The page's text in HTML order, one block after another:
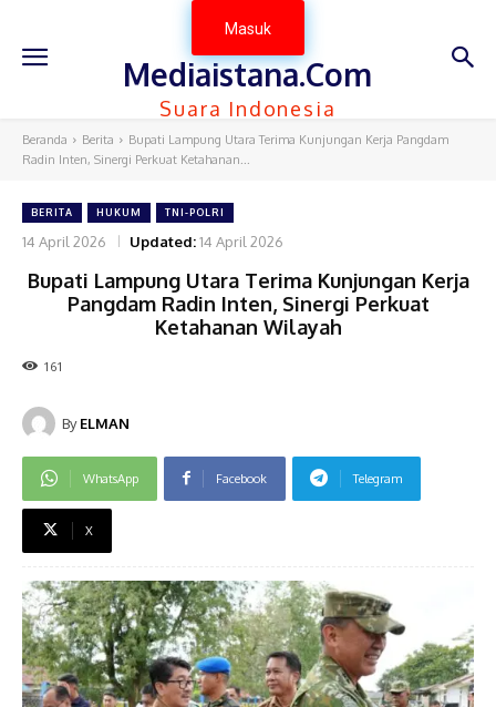
Masuk
Mediaistana.Com
Suara Indonesia
Beranda Berita
Bupati Lampung Utara Terima Kunjungan Kerja Pangdam
Radin Inten, Sinergi Perkuat Ketahanan...
BERITA HUKUM TNI-POLRI
14 April 2026 Updated:14 April 2026
Bupati Lampung Utara Terima Kunjungan Kerja
Pangdam Radin Inten, Sinergi Perkuat
Ketahanan Wilayah
161
By ELMAN
WhatsApp Facebook Telegram
X